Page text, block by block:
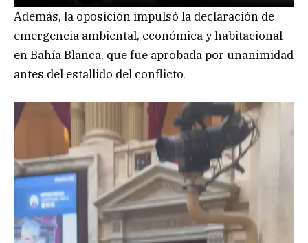
Además, la oposición impulsó la declaración de
emergencia ambiental, económica y habitacional
en Bahía Blanca, que fue aprobada por unanimidad
antes del estallido del conflicto.